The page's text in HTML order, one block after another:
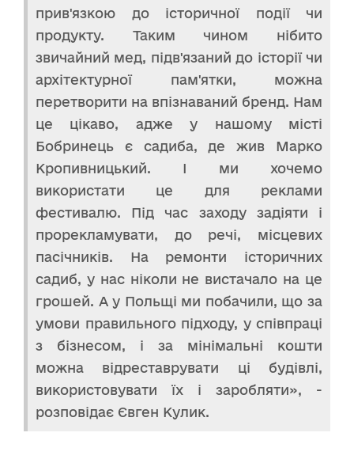
прив'язкою до історичної події чи
продукту. Таким чином нібито
звичайний мед, підв'язаний до історії чи
архітектурної пам'ятки, можна
перетворити на впізнаваний бренд. Нам
це цікаво, адже у нашому місті
Бобринець є садиба, де жив Марко
Кропивницький. І ми хочемо
використати це для реклами
фестивалю. Під час заходу задіяти і
прорекламувати, до речі, місцевих
пасічників. На ремонти історичних
садиб, у нас ніколи не вистачало на це
грошей. А у Польщі ми побачили, що за
умови правильного підходу, у співпраці
з бізнесом, і за мінімальні кошти
можна відреставрувати ці будівлі,
використовувати їх і заробляти», -
розповідає Євген Кулик.